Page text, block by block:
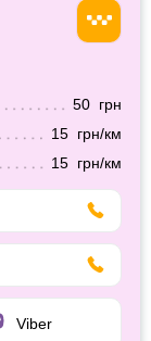
50 грн
15 грн/км
15 грн/км
Viber